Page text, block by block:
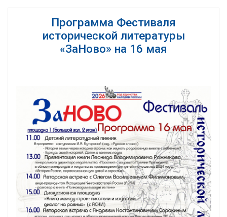
Программа Фестиваля
исторической литературы
«ЗаНово» на 16 мая